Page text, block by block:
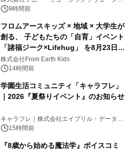
ンズ9時間前
フロムアースキッズ × 地域 × 大学生が
創る、 子どもたちの「自育」イベント
「諸福ジーク×Lifehug」 を8月23日
(日)開催
株式会社From Earth Kids
14時間前
学園生活コミュニティ「キャラフレ」
｜2026『夏祭りイベント』のお知らせ
キャラフレ｜株式会社エイプリル・データ・
デザインズ
15時間前
『8歳から始める魔法学』ボイスコミ